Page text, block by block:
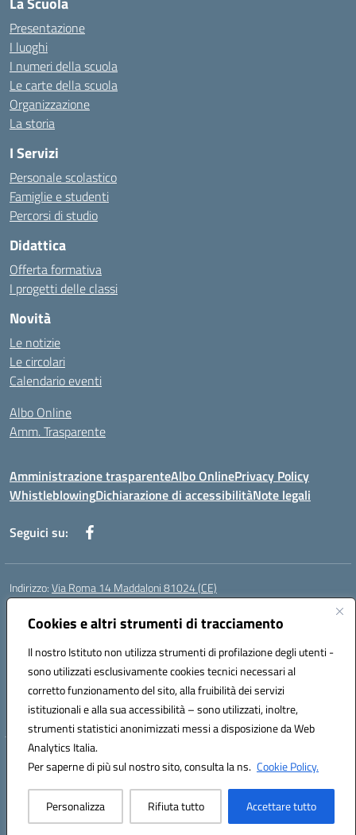
Cookies e altri strumenti di tracciamento
Il nostro Istituto non utilizza strumenti di profilazione degli utenti -
sono utilizzati esclusivamente cookies tecnici necessari al
corretto funzionamento del sito, alla fruibilità dei servizi
istituzionali e alla sua accessibilità – sono utilizzati, inoltre,
strumenti statistici anonimizzati messi a disposizione da Web
Analytics Italia.
Per saperne di più sul nostro sito, consulta la ns. Cookie Policy.
Personalizza Rifiuta tutto Accettare tutto
Presentazione
I luoghi
I numeri della scuola
Le carte della scuola
Organizzazione
La storia
I Servizi
Personale scolastico
Famiglie e studenti
Percorsi di studio
Didattica
Offerta formativa
I progetti delle classi
Novità
Le notizie
Le circolari
Calendario eventi
Albo Online
Amm. Trasparente
Amministrazione trasparenteAlbo OnlinePrivacy Policy
WhistleblowingDichiarazione di accessibilitàNote legali
Seguici su:
Indirizzo:Via Roma 14 Maddaloni 81024 (CE)
Centralino:
Posta elettronica certificata (PEC):ceic8an00r@pec.istruzione.it
Codice fiscale: 80006190617
Codice meccanografico:CEIC8AN00R
Codice Indice delle Pubbliche Amministrazioni (IPA): icmvce
Codice unico di fatturazione (CUF): UFORSV
Hosting & Powered by 3D Solution S.r.l.
Concept & Design by Designers Italia